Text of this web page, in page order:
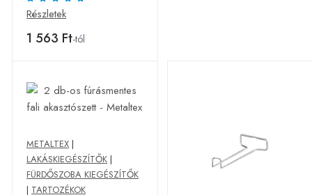
műanyag, kék
Részletek
1 563 Ft-tól
METALTEX |
LAKÁSKIEGÉSZÍTŐK |
FÜRDŐSZOBA KIEGÉSZÍTŐK
| TARTOZÉKOK